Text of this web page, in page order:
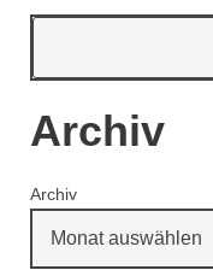
Archiv
Archiv